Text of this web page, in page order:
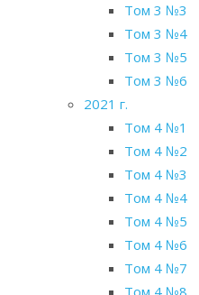
Том 3 №3
Том 3 №4
Том 3 №5
Том 3 №6
2021 г.
Том 4 №1
Том 4 №2
Том 4 №3
Том 4 №4
Том 4 №5
Том 4 №6
Том 4 №7